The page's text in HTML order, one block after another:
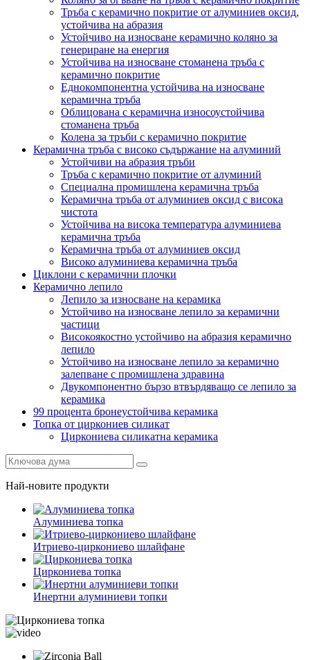
Тръба с керамично покритие от алуминиев оксид,
устойчива на абразия
Устойчиво на износване керамично коляно за
генериране на енергия
Устойчива на износване стоманена тръба с
керамично покритие
Еднокомпонентна устойчива на износване
керамична тръба
Облицована с керамична износоустойчива
стоманена тръба
Колена за тръби с керамично покритие
Керамична тръба с високо съдържание на алуминий
Устойчиви на абразия тръби
Тръба с керамично покритие от алуминий
Специална промишлена керамична тръба
Керамична тръба от алуминиев оксид с висока
чистота
Устойчива на висока температура алуминиева
керамична тръба
Керамична тръба от алуминиев оксид
Високо алуминиева керамична тръба
Циклони с керамични плочки
Керамично лепило
Лепило за износване на керамика
Устойчиво на износване лепило за керамични
частици
Високоякостно устойчиво на абразия керамично
лепило
Устойчиво на износване лепило за керамично
залепване с промишлена здравина
Двукомпонентно бързо втвърдяващо се лепило за
керамика
99 процента бронеустойчива керамика
Топка от циркониев силикат
Циркониева силикатна керамика
Най-новите продукти
Алуминиева топка
Итриево-циркониево шлайфане
Циркониева топка
Инертни алуминиеви топки